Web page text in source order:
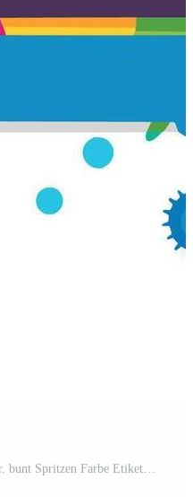
Grunge Bürsten Infografik Banner. bunt Spritzen Farbe Etikette zum Netz Design. kreativ Registerkarten und Hintergrund zum Infografik Sozial Möglichkeit Seite.. Kostenloser Vektor